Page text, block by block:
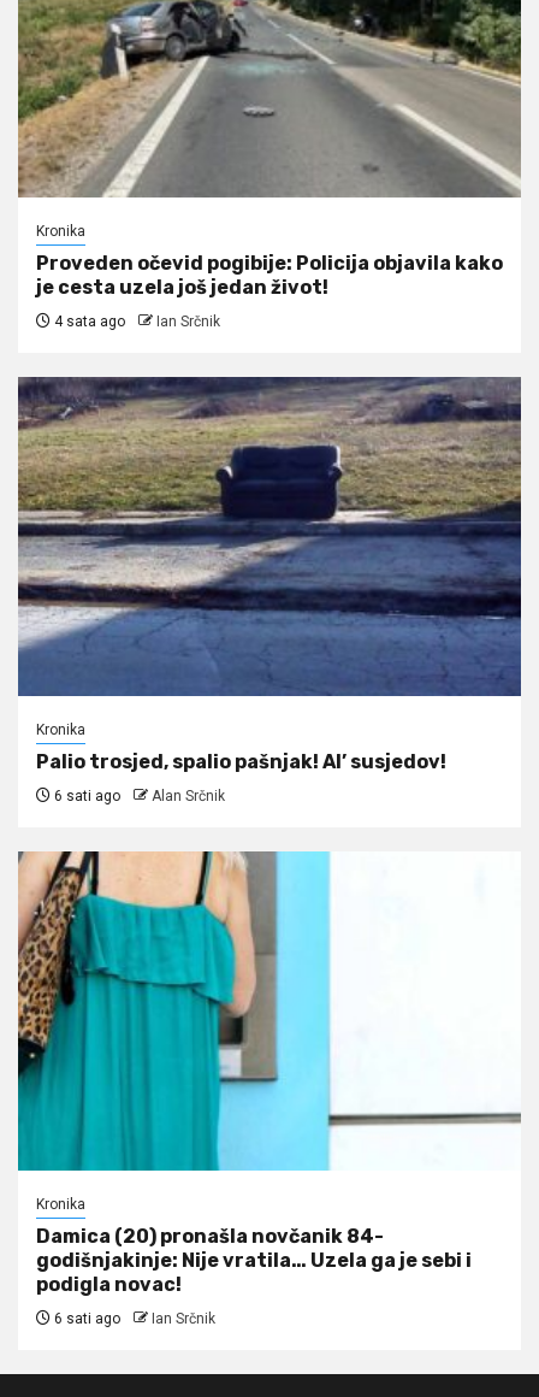
Kronika
Proveden očevid pogibije: Policija objavila kako
je cesta uzela još jedan život!
4 sata ago Ian Srčnik
Kronika
Palio trosjed, spalio pašnjak! Al’ susjedov!
6 sati ago Alan Srčnik
Kronika
Damica (20) pronašla novčanik 84-
godišnjakinje: Nije vratila… Uzela ga je sebi i
podigla novac!
6 sati ago Ian Srčnik